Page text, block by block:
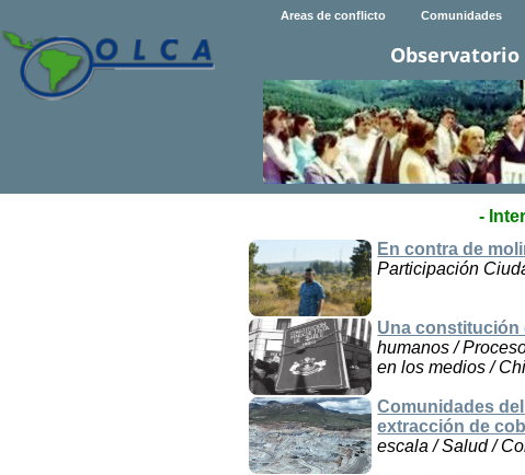
Areas de conflicto Comunidades
-
En contra de
Participación
Una constitución
humanos /
en los medios /
Comunidades
extracción de
escala / Salud /